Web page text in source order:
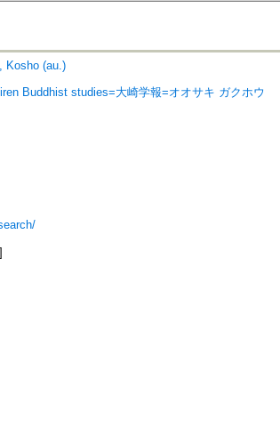
Kosho (au.)
Buddhist studies=大崎学報=オオサキ ガクホウ